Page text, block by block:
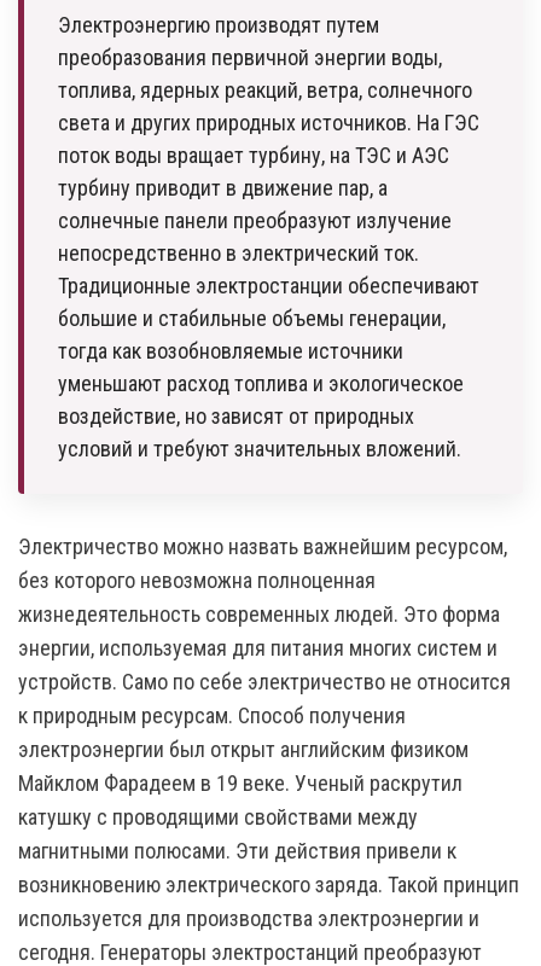
Электроэнергию производят путем
преобразования первичной энергии воды,
топлива, ядерных реакций, ветра, солнечного
света и других природных источников. На ГЭС
поток воды вращает турбину, на ТЭС и АЭС
турбину приводит в движение пар, а
солнечные панели преобразуют излучение
непосредственно в электрический ток.
Традиционные электростанции обеспечивают
большие и стабильные объемы генерации,
тогда как возобновляемые источники
уменьшают расход топлива и экологическое
воздействие, но зависят от природных
условий и требуют значительных вложений.
Электричество можно назвать важнейшим ресурсом,
без которого невозможна полноценная
жизнедеятельность современных людей. Это форма
энергии, используемая для питания многих систем и
устройств. Само по себе электричество не относится
к природным ресурсам. Способ получения
электроэнергии был открыт английским физиком
Майклом Фарадеем в 19 веке. Ученый раскрутил
катушку с проводящими свойствами между
магнитными полюсами. Эти действия привели к
возникновению электрического заряда. Такой принцип
используется для производства электроэнергии и
сегодня. Генераторы электростанций преобразуют